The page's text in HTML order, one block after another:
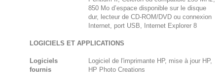
850 Mo d’espace disponible sur le disque
dur, lecteur de CD-ROM/DVD ou connexion
Internet, port USB, Internet Explorer 8
LOGICIELS ET APPLICATIONS
Logiciels
fournis
Logiciel de l'imprimante HP, mise à jour HP,
HP Photo Creations